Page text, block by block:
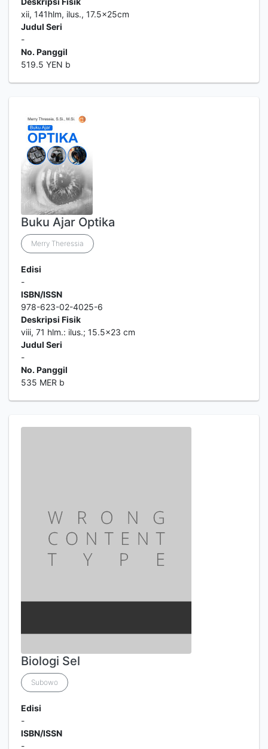
xii, 141hlm, ilus., 17.5x25cm
Judul Seri
-
No. Panggil
519.5 YEN b
Buku Ajar Optika
Merry Theressia
Edisi
-
ISBN/ISSN
978-623-02-4025-6
Deskripsi Fisik
viii, 71 hlm.: ilus.; 15.5x23 cm
Judul Seri
-
No. Panggil
535 MER b
Biologi Sel
Subowo
Edisi
-
ISBN/ISSN
-